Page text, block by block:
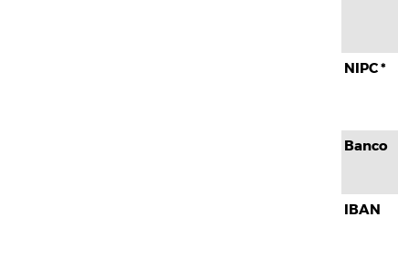
NIPC *
Banco
IBAN